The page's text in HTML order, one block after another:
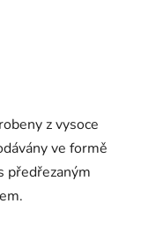
z vysoce
ve formě
předřezaným